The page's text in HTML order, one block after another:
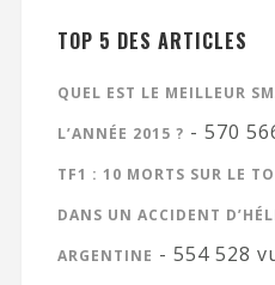
TOP 5 DES ARTICLES
QUEL EST LE MEILLEUR
L’ANNÉE 2015 ? - 570
TF1 : 10 MORTS SUR LE
DANS UN ACCIDENT
ARGENTINE - 554 528